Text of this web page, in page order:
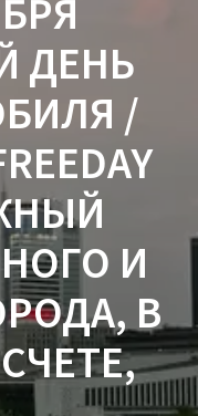
ДЕНЬ
/
И
В